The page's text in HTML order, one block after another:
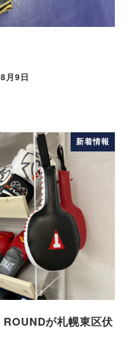
月9日
新着情報
が札幌東区伏